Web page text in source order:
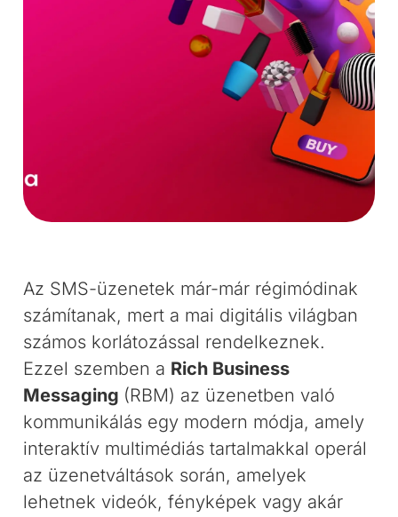
Az SMS-üzenetek már-már régimódinak
számítanak, mert a mai digitális világban
számos korlátozással rendelkeznek.
Ezzel szemben a Rich Business
Messaging (RBM) az üzenetben való
kommunikálás egy modern módja, amely
interaktív multimédiás tartalmakkal operál
az üzenetváltások során, amelyek
lehetnek videók, fényképek vagy akár